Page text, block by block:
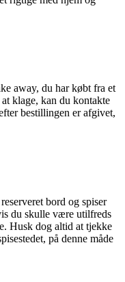
away, du har købt fra et
klage, kan du kontakte
bestillingen er afgivet,
bord og spiser
du skulle være utilfreds
Husk dog altid at tjekke
på denne måde